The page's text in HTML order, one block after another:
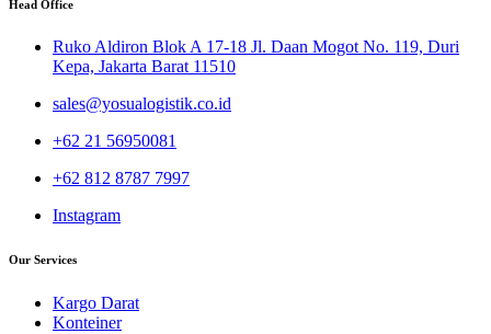
Head Office
Ruko Aldiron Blok A 17-18 Jl. Daan Mogot No. 119, Duri
Kepa, Jakarta Barat 11510
sales@yosualogistik.co.id
+62 21 56950081
+62 812 8787 7997
Instagram
Our Services
Kargo Darat
Konteiner